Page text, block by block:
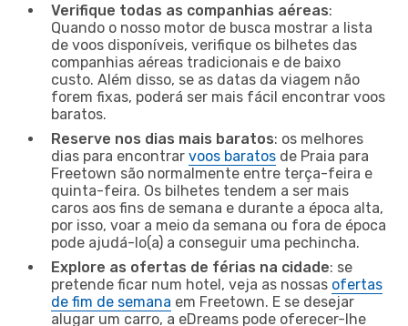
Verifique todas as companhias aéreas:
Quando o nosso motor de busca mostrar a lista
de voos disponíveis, verifique os bilhetes das
companhias aéreas tradicionais e de baixo
custo. Além disso, se as datas da viagem não
forem fixas, poderá ser mais fácil encontrar voos
baratos.
Reserve nos dias mais baratos: os melhores
dias para encontrar voos baratos de Praia para
Freetown são normalmente entre terça-feira e
quinta-feira. Os bilhetes tendem a ser mais
caros aos fins de semana e durante a época alta,
por isso, voar a meio da semana ou fora de época
pode ajudá-lo(a) a conseguir uma pechincha.
Explore as ofertas de férias na cidade: se
pretende ficar num hotel, veja as nossas ofertas
de fim de semana em Freetown. E se desejar
alugar um carro, a eDreams pode oferecer-lhe